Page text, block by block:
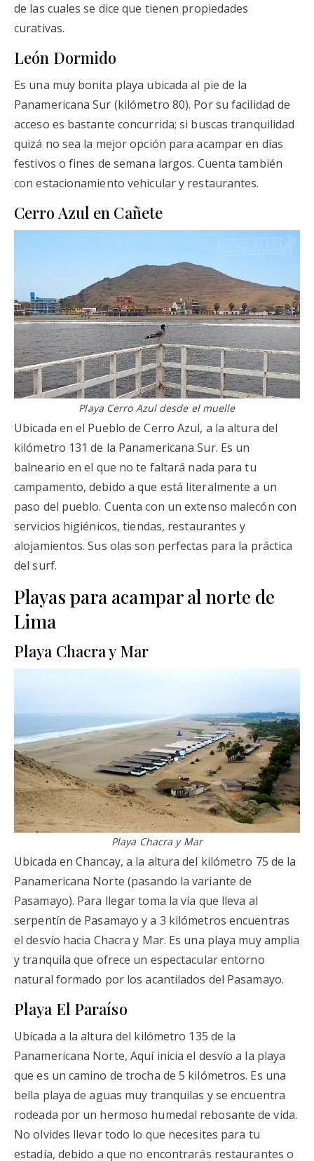
de las cuales se dice que tienen propiedades
curativas.
León Dormido
Es una muy bonita playa ubicada al pie de la
Panamericana Sur (kilómetro 80). Por su facilidad de
acceso es bastante concurrida; si buscas tranquilidad
quizá no sea la mejor opción para acampar en días
festivos o fines de semana largos. Cuenta también
con estacionamiento vehicular y restaurantes.
Cerro Azul en Cañete
Playa Cerro Azul desde el muelle
Ubicada en el Pueblo de Cerro Azul, a la altura del
kilómetro 131 de la Panamericana Sur. Es un
balneario en el que no te faltará nada para tu
campamento, debido a que está literalmente a un
paso del pueblo. Cuenta con un extenso malecón con
servicios higiénicos, tiendas, restaurantes y
alojamientos. Sus olas son perfectas para la práctica
del surf.
Playas para acampar al norte de
Lima
Playa Chacra y Mar
Playa Chacra y Mar
Ubicada en Chancay, a la altura del kilómetro 75 de la
Panamericana Norte (pasando la variante de
Pasamayo). Para llegar toma la vía que lleva al
serpentín de Pasamayo y a 3 kilómetros encuentras
el desvío hacia Chacra y Mar. Es una playa muy amplia
y tranquila que ofrece un espectacular entorno
natural formado por los acantilados del Pasamayo.
Playa El Paraíso
Ubicada a la altura del kilómetro 135 de la
Panamericana Norte, Aquí inicia el desvío a la playa
que es un camino de trocha de 5 kilómetros. Es una
bella playa de aguas muy tranquilas y se encuentra
rodeada por un hermoso humedal rebosante de vida.
No olvides llevar todo lo que necesites para tu
estadía, debido a que no encontrarás restaurantes o